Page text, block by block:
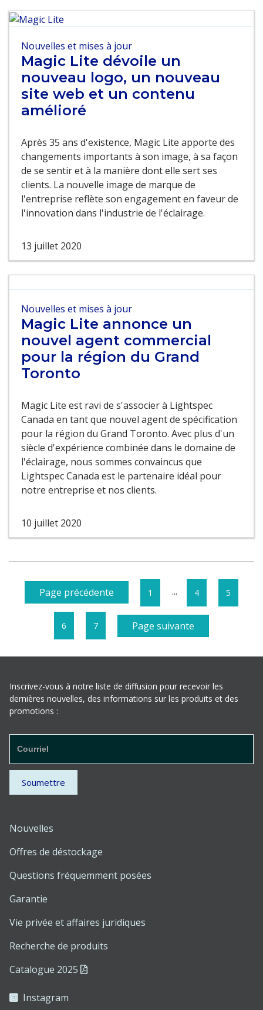
Nouvelles et mises à jour
Magic Lite dévoile un
nouveau logo, un nouveau
site web et un contenu
amélioré
Après 35 ans d'existence, Magic Lite apporte des
changements importants à son image, à sa façon
de se sentir et à la manière dont elle sert ses
clients. La nouvelle image de marque de
l'entreprise reflète son engagement en faveur de
l'innovation dans l'industrie de l'éclairage.
13 juillet 2020
Nouvelles et mises à jour
Magic Lite annonce un
nouvel agent commercial
pour la région du Grand
Toronto
Magic Lite est ravi de s'associer à Lightspec
Canada en tant que nouvel agent de spécification
pour la région du Grand Toronto. Avec plus d'un
siècle d'expérience combinée dans le domaine de
l'éclairage, nous sommes convaincus que
Lightspec Canada est le partenaire idéal pour
notre entreprise et nos clients.
10 juillet 2020
Page précédente 1 ... 4 5
6 7 Page suivante
Inscrivez-vous à notre liste de diffusion pour recevoir les
dernières nouvelles, des informations sur les produits et des
promotions :
Pied de page
d'inscription
à la lettre
d'information
Soumettre
Nouvelles
Offres de déstockage
Questions fréquemment posées
Garantie
Vie privée et affaires juridiques
Recherche de produits
Catalogue 2025
Instagram